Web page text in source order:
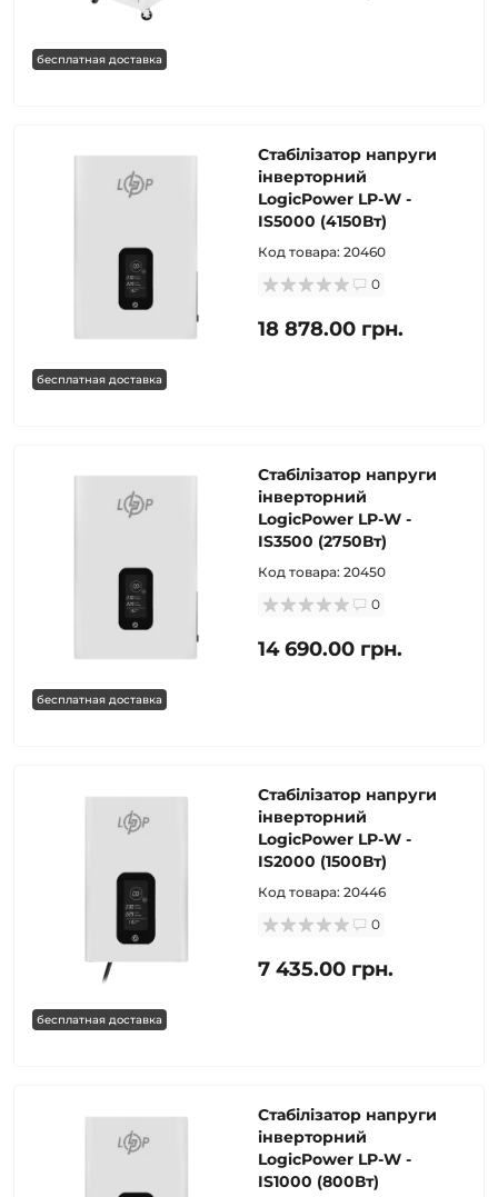
бесплатная доставка
бесплатная доставка
Стабілізатор напруги
інверторний
LogicPower LP-W -
IS5000 (4150Вт)
Код товара: 20460
0
18 878.00 грн.
бесплатная доставка
Стабілізатор напруги
інверторний
LogicPower LP-W -
IS3500 (2750Вт)
Код товара: 20450
0
14 690.00 грн.
бесплатная доставка
Стабілізатор напруги
інверторний
LogicPower LP-W -
IS2000 (1500Вт)
Код товара: 20446
0
7 435.00 грн.
Стабілізатор напруги
інверторний
LogicPower LP-W -
IS1000 (800Вт)